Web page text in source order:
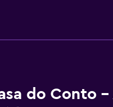
Endast vuxna
Allergivänligt
do Conto -